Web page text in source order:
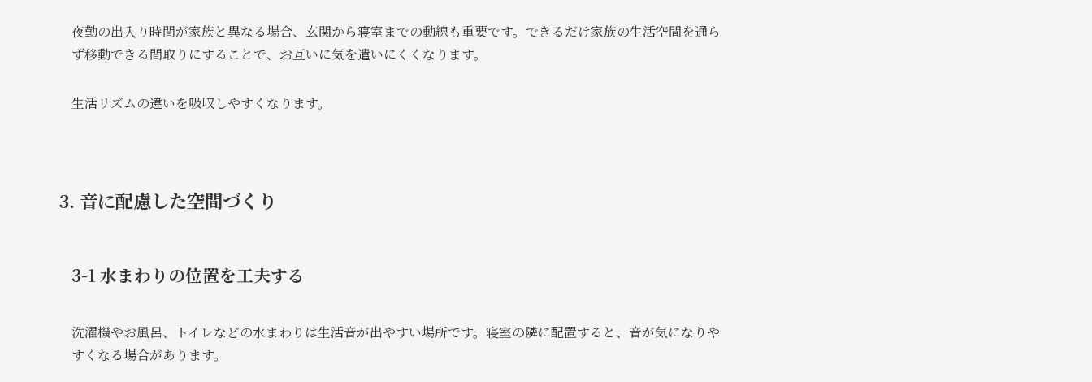
夜勤の出入り時間が家族と異なる場合、玄関から寝室までの動線も重要です。できるだけ家族の生活空間を通ら
ず移動できる間取りにすることで、お互いに気を遣いにくくなります。
生活リズムの違いを吸収しやすくなります。
3. 音に配慮した空間づくり
3-1 水まわりの位置を工夫する
洗濯機やお風呂、トイレなどの水まわりは生活音が出やすい場所です。寝室の隣に配置すると、音が気になりや
すくなる場合があります。